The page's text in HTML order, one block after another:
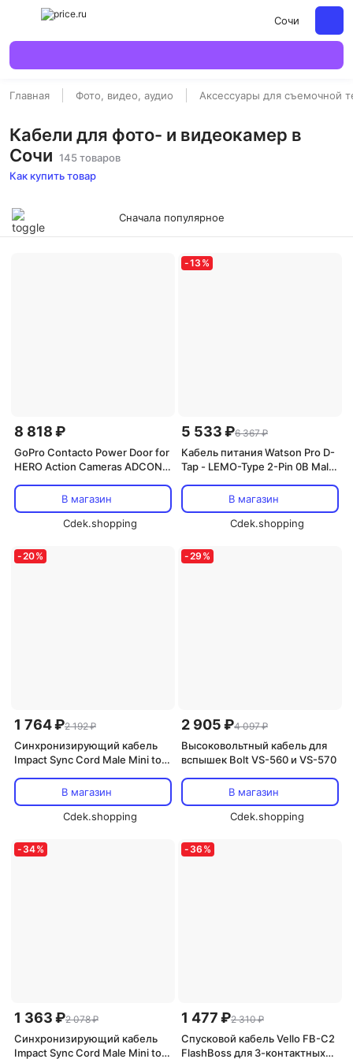
Сочи
Главная Фото, видео, аудио Аксессуары для съемочной
Кабели для фото- и видеокамер в
Сочи 145 товаров
Как купить товар
Сначала популярное
8 818 ₽
GoPro Contacto Power Door for
HERO Action Cameras ADCON-
В магазин
Cdek.shopping
-13 %
5 533 ₽6 367 ₽
Кабель питания Watson Pro D-
Tap - LEMO-Type 2-Pin 0B Male
В магазин
Cdek.shopping
-20%
1 764 ₽2 192 ₽
Синхронизирующий кабель
Impact Sync Cord Male Mini to
В магазин
Cdek.shopping
-29 %
2 905 ₽4 097 ₽
Высоковольтный кабель для
вспышек Bolt VS-560 и VS-570
В магазин
Cdek.shopping
- 34%
1 363 ₽2 078 ₽
Синхронизирующий кабель
Impact Sync Cord Male Mini to
- 36 %
1 477 ₽2 310 ₽
Спусковой кабель Vello FB-C2
FlashBoss для 3-контактных